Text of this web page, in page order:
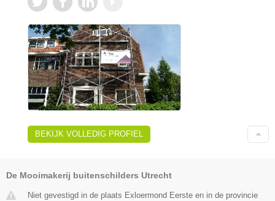
BEKIJK VOLLEDIG PROFIEL
De Mooimakerij buitenschilders Utrecht
Niet gevestigd in de plaats Exloermond Eerste en in de provincie